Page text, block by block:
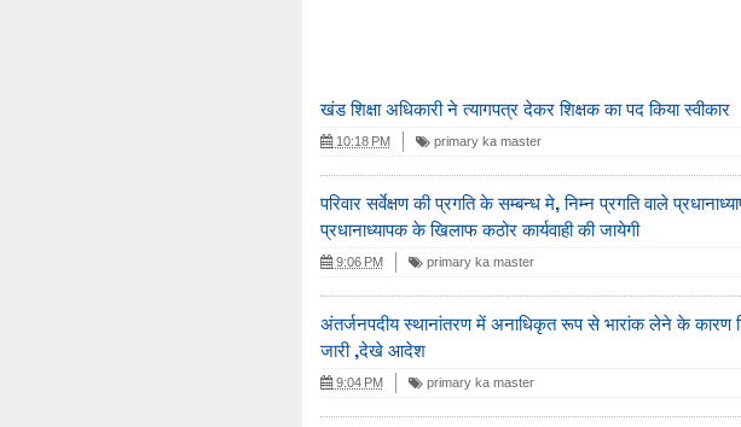
खंड शिक्षा अधिकारी ने त्यागपत्र देकर शिक्षक का पद किया स्वीकार
10:18 PM primary ka master
परिवार सर्वेक्षण की प्रगति के सम्बन्ध मे, निम्न प्र​गति वाले
प्रधानाध्यापक के खिलाफ कठोर कार्यवाही की जायेगी
9:06 PM primary ka master
अंतर्जनपदीय स्थानांतरण में अनाधिकृत रूप से भारांक लेने के कारण
जारी ,देखे आदेश
9:04 PM primary ka master